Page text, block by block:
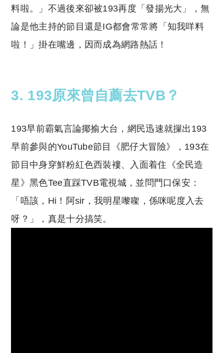
料啦。」不過後來卻被193再度「發揚光大」，無
論是他主持的節目還是IG都會常常將「知我咩料
啦！」掛在嘴邊，因而成為網路熱話！
3. 193原來曾自薦去TVB？
193早前霸氣言論揶揄大台，網民迅速就摷出193
早前參與的YouTube節目《肥仔大冒險》，193在
節目中身穿鮮粉紅色西裝褸、入面着住《全民造
星》黑色Tee直踩TVB電視城，並問門口保安：
「唔該，Hi！阿sir，我明星嚟㗎，係咪呢度入去
呀？」，真是十分搞笑。